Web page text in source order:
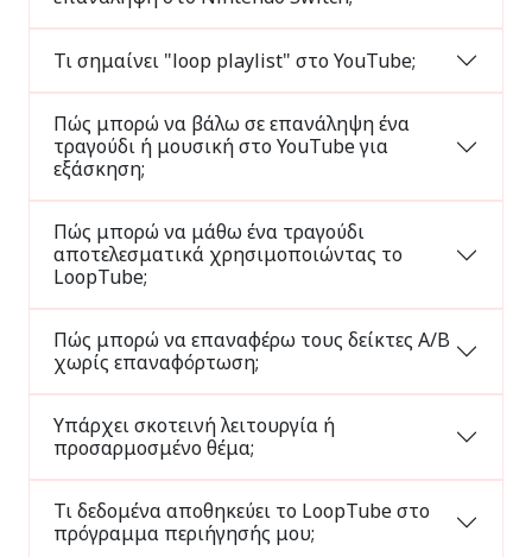
Τι σημαίνει "loop playlist" στο YouTube;
Πώς μπορώ να βάλω σε επανάληψη ένα
τραγούδι ή μουσική στο YouTube για
εξάσκηση;
Πώς μπορώ να μάθω ένα τραγούδι
αποτελεσματικά χρησιμοποιώντας το
LoopTube;
Πώς μπορώ να επαναφέρω τους δείκτες A/B
χωρίς επαναφόρτωση;
Υπάρχει σκοτεινή λειτουργία ή
προσαρμοσμένο θέμα;
Τι δεδομένα αποθηκεύει το LoopTube στο
πρόγραμμα περιήγησής μου;